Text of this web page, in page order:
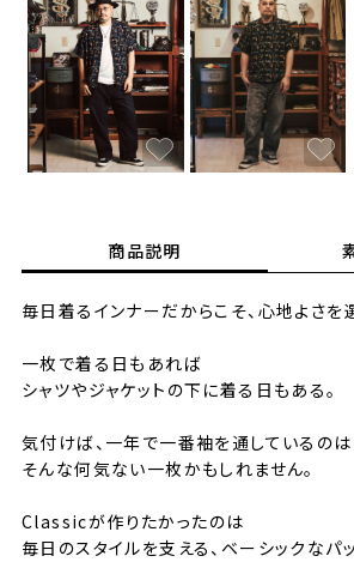
商品説明
毎日着るインナーだからこそ、心地よさを
一枚で着る日もあれば
シャツやジャケットの下に着る日もある。
気付けば、一年で一番袖を通しているのは
そんな何気ない一枚かもしれません。
Classicが作りたかったのは
毎日のスタイルを支える、ベーシックなパ